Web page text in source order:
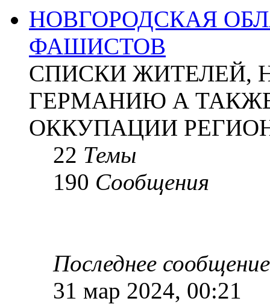
НОВГОРОДСКАЯ
ФАШИСТОВ
СПИСКИ ЖИТЕЛЕЙ,
ГЕРМАНИЮ А
ОККУПАЦИИ
22 Темы
190 Сообщения
Последнее сообщение
31 мар 2024, 00:21